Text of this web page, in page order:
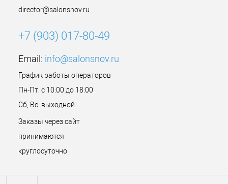
director@salonsnov.ru
+7 (903) 017-80-49
Email: info@salonsnov.ru
График работы операторов
Пн-Пт: с 10:00 до 18:00
Сб, Вс: выходной
Заказы через сайт
принимаются
круглосуточно